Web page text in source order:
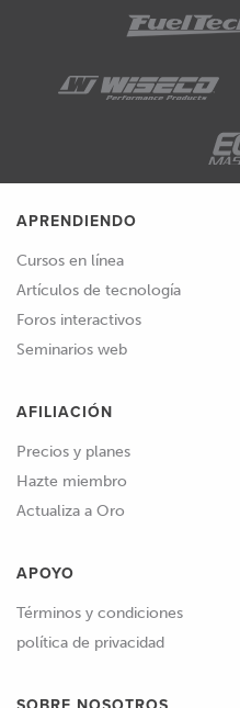
APRENDIENDO
Cursos en línea
Artículos de tecnología
Foros interactivos
Seminarios web
AFILIACIÓN
Precios y planes
Hazte miembro
Actualiza a Oro
APOYO
Términos y condiciones
política de privacidad